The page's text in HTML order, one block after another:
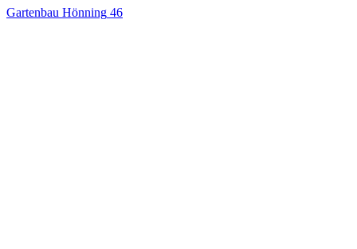
Gartenbau Hönning 46